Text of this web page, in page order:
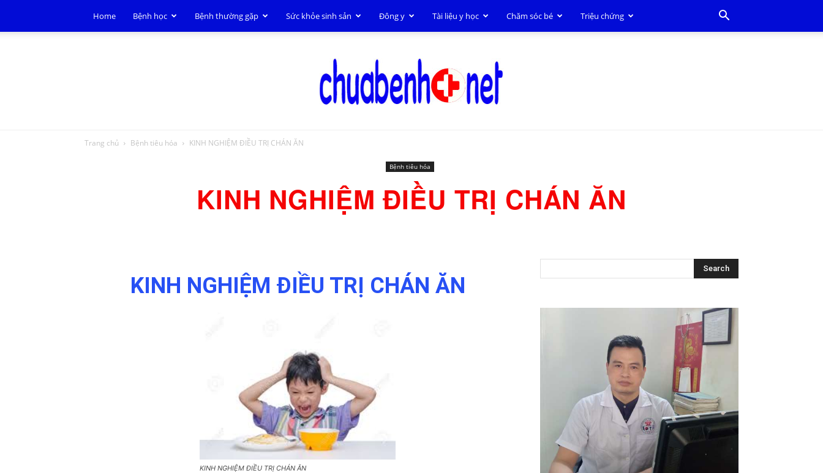
Home Bệnh học Bệnh thường gặp Sức khỏe sinh sản Đông y Tài liệu y học Chăm sóc bé Triệu chứng
Trang chủ Bệnh tiêu hóa KINH NGHIỆM ĐIỀU TRỊ CHÁN ĂN
Bệnh tiêu hóa
KINH NGHIỆM ĐIỀU TRỊ CHÁN ĂN
KINH NGHIỆM ĐIỀU TRỊ CHÁN ĂN
KINH NGHIỆM ĐIỀU TRỊ CHÁN ĂN